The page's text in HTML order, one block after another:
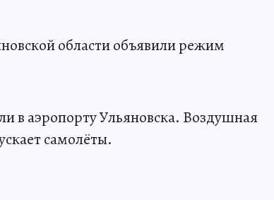
области объявили режим
в аэропорту Ульяновска. Воздушная
самолёты.